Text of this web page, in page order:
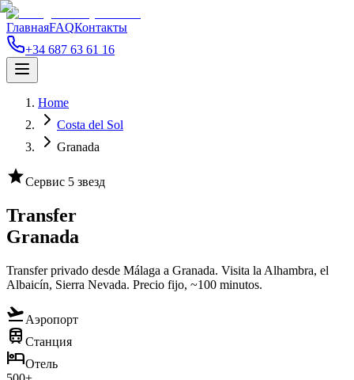
ГлавнаяFAQКонтакты
+34 687 63 61 16
Home
Costa del Sol
Granada
starСервис 5 звезд
Transfer
Granada
Transfer privado desde Málaga a Granada. Visita la Alhambra, el
Albaicín, Sierra Nevada. Precio fijo, ~100 minutos.
flight_takeoffАэропорт
train Станция
hotelОтель